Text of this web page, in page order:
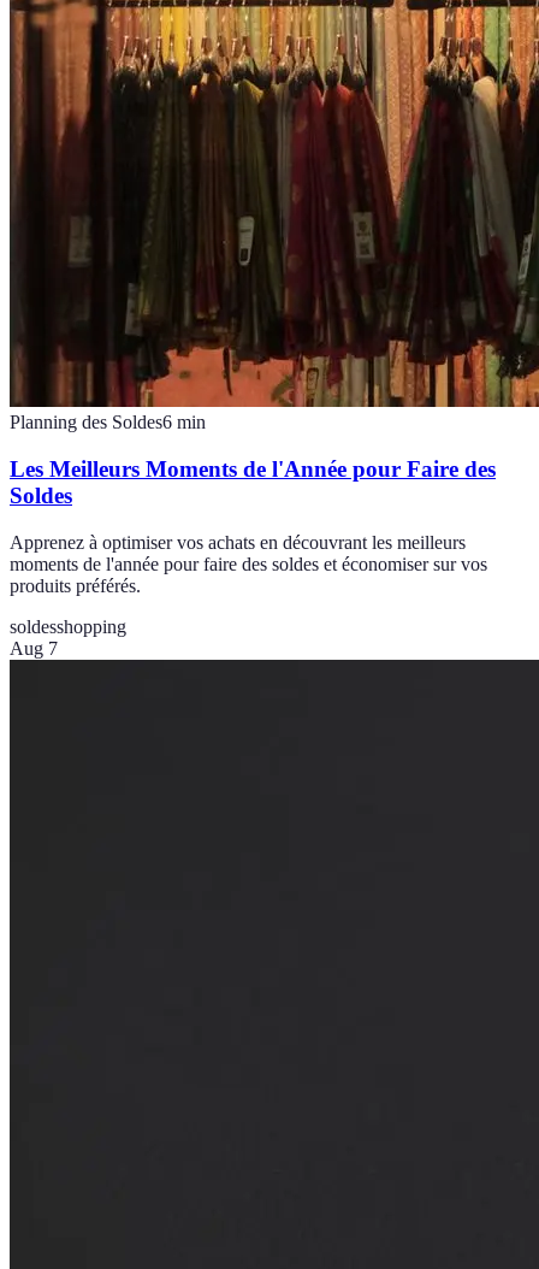
Planning des Soldes6 min
Les Meilleurs Moments de l'Année pour Faire des
Soldes
Apprenez à optimiser vos achats en découvrant les meilleurs
moments de l'année pour faire des soldes et économiser sur vos
produits préférés.
soldesshopping
Aug 7